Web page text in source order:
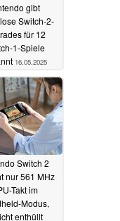
gibt
Switch-2-
für 12
1-Spiele
16.05.2025
Switch 2
nur 561 MHz
Takt im
Modus,
enthüllt